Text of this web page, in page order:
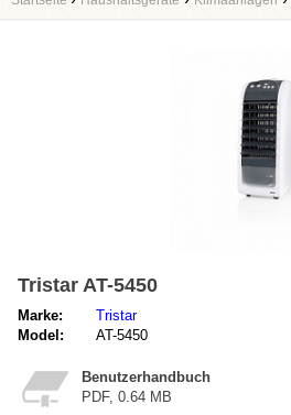
Tristar AT-5450
Marke:
Tristar
Model:
AT-5450
Benutzerhandbuch
PDF, 0.64 MB